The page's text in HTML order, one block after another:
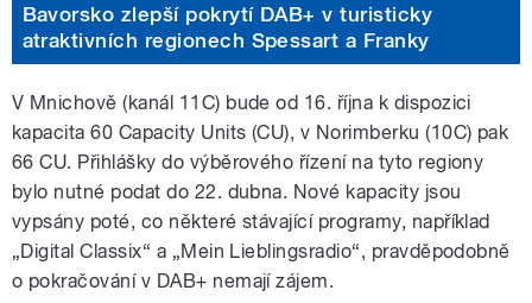
Bavorsko zlepší pokrytí DAB+ v turisticky
atraktivních regionech Spessart a Franky
V Mnichově (kanál 11C) bude od 16. října k dispozici
kapacita 60 Capacity Units (CU), v Norimberku (10C) pak
66 CU. Přihlášky do výběrového řízení na tyto regiony
bylo nutné podat do 22. dubna. Nové kapacity jsou
vypsány poté, co některé stávající programy, například
„Digital Classix“ a „Mein Lieblingsradio“, pravděpodobně
o pokračování v DAB+ nemají zájem.